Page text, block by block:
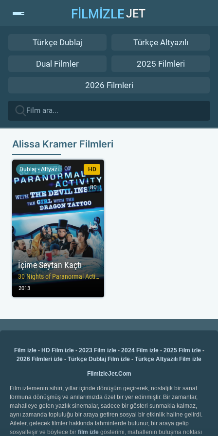
FİLMİZLEJET
Türkçe Dublaj Türkçe Altyazılı
Dual Filmler 2025 Filmleri
2026 Filmleri
Alissa Kramer Filmleri
İçime Seytan Kaçtı
30 Nights of Paranormal Activity with the Devil
Dublaj - Altyazı HD
80
2013
Film izle- HD Film izle- 2023 Film izle- 2024 Film izle- 2025 Film izle-
2026 Filmleri izle - Türkçe Dublaj Film izle - Türkçe Altyazılı Film izle
FilmizleJet.Com
Film izlemenin sihiri, yıllar içinde dönüşüm geçirerek, nostaljik bir sanat
formuna dönüşmüş ve anılarımızda özel bir yer edinmiştir. Bir zamanlar,
mahalleye gelen yazlık sinemalar, sadece bir gösteri sunmakla kalmaz,
aynı zamanda topluluğu bir araya getiren sosyal bir etkinlik haline gelirdi.
Aileler, gelecek filmler hakkında tahminlerde bulunur, bir araya gelip
sosyalleşir ve böylece bir film izle gösterimi, mahallenin buluşma noktası